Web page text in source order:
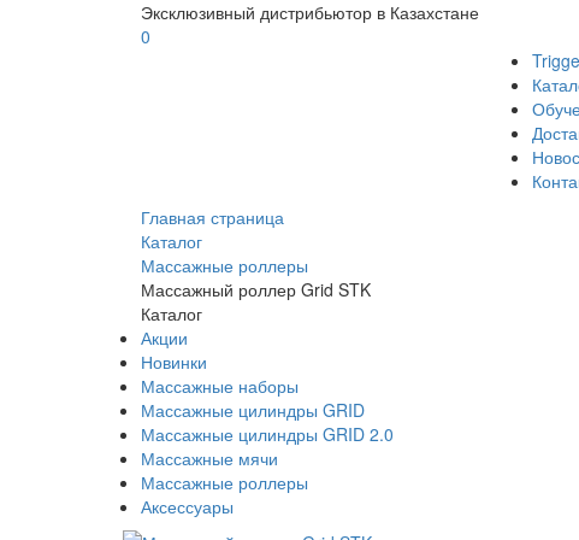
Эксклюзивный дистрибьютор в Казахстане
0
Главная страница
Каталог
Массажные роллеры
Массажный роллер Grid STK
Каталог
Акции
Новинки
Массажные наборы
Массажные цилиндры GRID
Массажные цилиндры GRID 2.0
Массажные мячи
Массажные роллеры
Аксессуары